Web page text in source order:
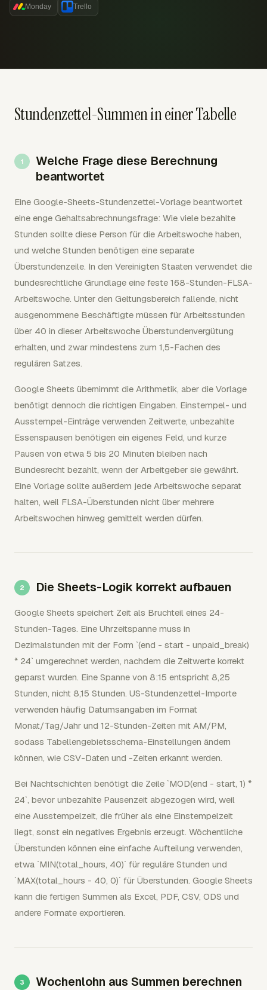
Monday Trello
Stundenzettel-Summen in einer Tabelle
Welche Frage diese Berechnung
beantwortet
Eine Google-Sheets-Stundenzettel-Vorlage beantwortet
eine enge Gehaltsabrechnungsfrage: Wie viele bezahlte
Stunden sollte diese Person für die Arbeitswoche haben,
und welche Stunden benötigen eine separate
Überstundenzeile. In den Vereinigten Staaten verwendet die
bundesrechtliche Grundlage eine feste 168-Stunden-FLSA-
Arbeitswoche. Unter den Geltungsbereich fallende, nicht
ausgenommene Beschäftigte müssen für Arbeitsstunden
über 40 in dieser Arbeitswoche Überstundenvergütung
erhalten, und zwar mindestens zum 1,5-Fachen des
regulären Satzes.
Google Sheets übernimmt die Arithmetik, aber die Vorlage
benötigt dennoch die richtigen Eingaben. Einstempel- und
Ausstempel-Einträge verwenden Zeitwerte, unbezahlte
Essenspausen benötigen ein eigenes Feld, und kurze
Pausen von etwa 5 bis 20 Minuten bleiben nach
Bundesrecht bezahlt, wenn der Arbeitgeber sie gewährt.
Eine Vorlage sollte außerdem jede Arbeitswoche separat
halten, weil FLSA-Überstunden nicht über mehrere
Arbeitswochen hinweg gemittelt werden dürfen.
Die Sheets-Logik korrekt aufbauen
Google Sheets speichert Zeit als Bruchteil eines 24-
Stunden-Tages. Eine Uhrzeitspanne muss in
Dezimalstunden mit der Form `(end - start - unpaid_break)
* 24` umgerechnet werden, nachdem die Zeitwerte korrekt
geparst wurden. Eine Spanne von 8:15 entspricht 8,25
Stunden, nicht 8,15 Stunden. US-Stundenzettel-Importe
verwenden häufig Datumsangaben im Format
Monat/Tag/Jahr und 12-Stunden-Zeiten mit AM/PM,
sodass Tabellengebietsschema-Einstellungen ändern
können, wie CSV-Daten und -Zeiten erkannt werden.
Bei Nachtschichten benötigt die Zeile `MOD(end - start, 1) *
24`, bevor unbezahlte Pausenzeit abgezogen wird, weil
eine Ausstempelzeit, die früher als eine Einstempelzeit
liegt, sonst ein negatives Ergebnis erzeugt. Wöchentliche
Überstunden können eine einfache Aufteilung verwenden,
etwa `MIN(total_hours, 40)` für reguläre Stunden und
`MAX(total_hours - 40, 0)` für Überstunden. Google Sheets
kann die fertigen Summen als Excel, PDF, CSV, ODS und
andere Formate exportieren.
Wochenlohn aus Summen berechnen